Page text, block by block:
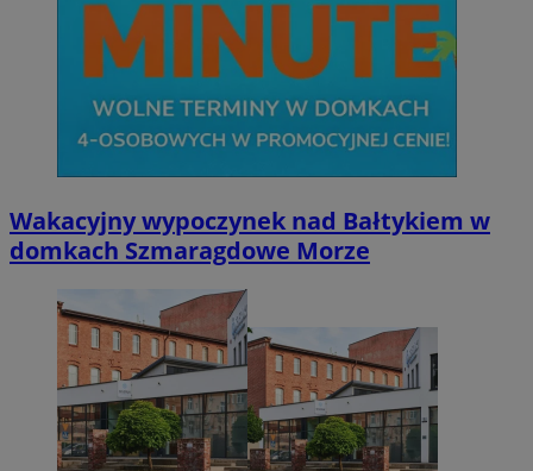
Wakacyjny wypoczynek nad Bałtykiem w
domkach Szmaragdowe Morze